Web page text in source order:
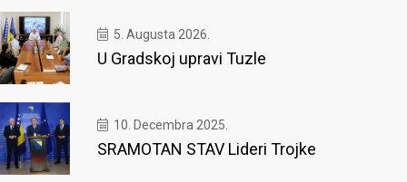
5. Augusta 2026.
U Gradskoj upravi Tuzle
10. Decembra 2025.
SRAMOTAN STAV Lideri Trojke